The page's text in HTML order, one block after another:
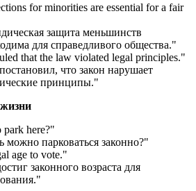
for minorities are essential for a fair
защита меньшинств
для справедливого общества."
that the law violated legal principles."
что закон нарушает
принципы."
park here?"
можно парковаться законно?"
age to vote."
законного возраста для